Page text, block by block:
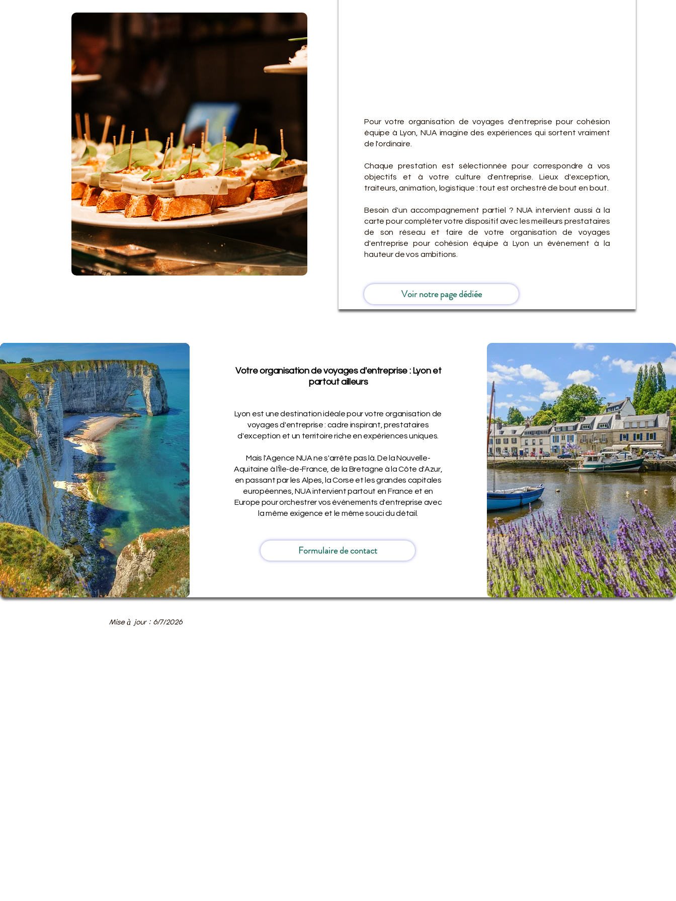
DES
DES
Pour votre organisation de voyages d'entreprise pour cohésion
équipe à Lyon, NUA imagine des expériences qui sortent vraiment
de l'ordinaire.
Chaque prestation est sélectionnée pour correspondre à vos
objectifs et à votre culture d'entreprise. Lieux d'exception,
traiteurs, animation, logistique : tout est orchestré de bout en bout.
Besoin d'un accompagnement partiel ? NUA intervient aussi à la
carte pour compléter votre dispositif avec les meilleurs prestataires
de son réseau et faire de votre organisation de voyages
d'entreprise pour cohésion équipe à Lyon un événement à la
hauteur de vos ambitions.
Voir notre page dédiée
Votre organisation de voyages d'entreprise : Lyon et
partout ailleurs
Lyon est une destination idéale pour votre organisation de
voyages d'entreprise : cadre inspirant, prestataires
d'exception et un territoire riche en expériences uniques.
Mais l'Agence NUA ne s'arrête pas là. De la Nouvelle-
Aquitaine à l'Île-de-France, de la Bretagne à la Côte d'Azur,
en passant par les Alpes, la Corse et les grandes capitales
européennes, NUA intervient partout en France et en
Europe pour orchestrer vos événements d'entreprise avec
la même exigence et le même souci du détail.
Formulaire de contact
Mise à jour : 6/7/2026